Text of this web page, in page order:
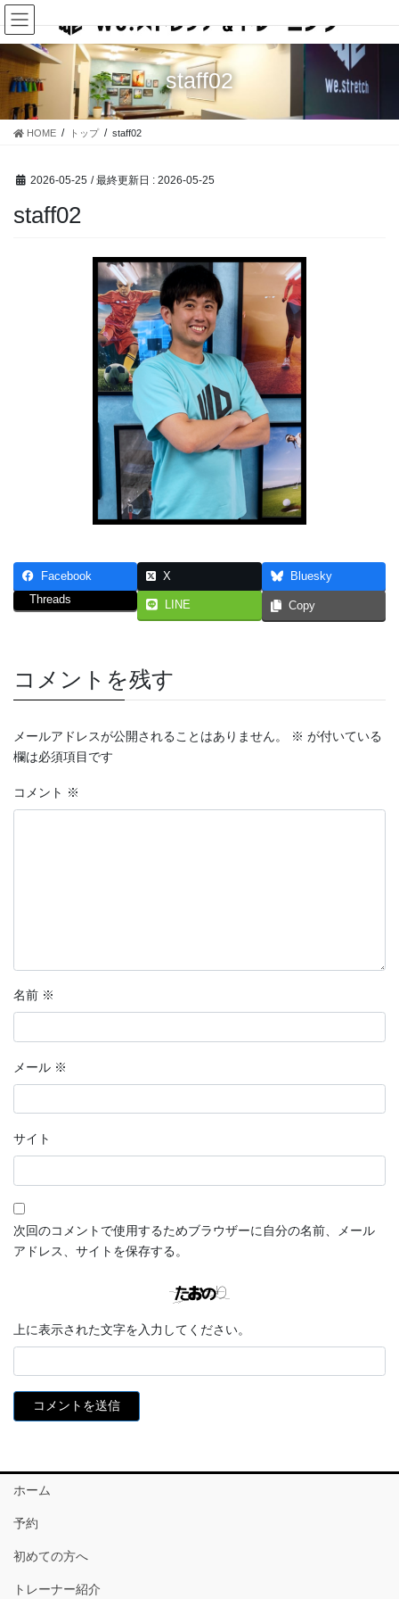
コ
ン
テ
ン
ツ
移
ナ
ビ
ゲ
ー
シ
ン
staff02
HOME トップ staff02
2026-05-25 / 最終更新日 : 2026-05-25
staff02
Facebook X
Bluesky
Threads
LINE Copy
コメントを残す
メールアドレスが公開されることはありません。 ※ が付いている
欄は必須項目です
コメント ※
名前 ※
メール ※
サイト
次回のコメントで使用するためブラウザーに自分の名前、メール
アドレス、サイトを保存する。
上に表示された文字を入力してください。
ホーム
予約
初めての方へ
トレーナー紹介